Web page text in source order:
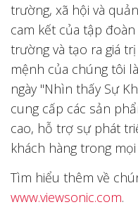
trường, xã hội và
cam kết của tập
trường và tạo ra giá trị
mệnh của chúng tôi
ngày "Nhìn thấy Sự
cung cấp các sản
cao, hỗ trợ sự phát
khách hàng trong
Tìm hiểu thêm về
www.viewsonic.com.